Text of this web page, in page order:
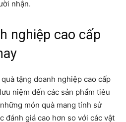
nhận.
nghiệp cao cấp
tặng doanh nghiệp cao cấp
niệm đến các sản phẩm tiêu
món quà mang tính sử
đánh giá cao hơn so với các vật